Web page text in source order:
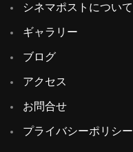
シネマポストについて
ギャラリー
ブログ
アクセス
お問合せ
プライバシーポリシー